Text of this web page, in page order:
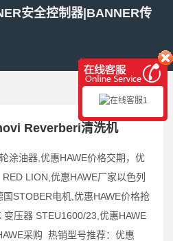
安全控制器|BANNER传
展开菜单
Reverberi清洗机
涂油器,优惠HAWE价格交期，优
LION,优惠HAWE厂家以色列
STOBER电机,优惠HAWE价格抢
变压器 STEU1600/23,优惠HAWE
采购 热销型号推荐：优惠